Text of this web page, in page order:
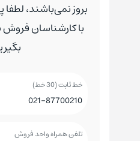
بروز نمی‌باشند،
با کارشناسان
خط ثابت (30 خط)
021-87700210
تلفن همراه واحد فروش